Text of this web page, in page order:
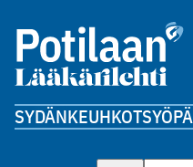
SYDÄNKEUHKOTSYÖPÄ